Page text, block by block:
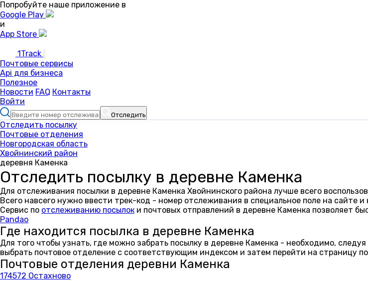
Попробуйте наше приложение в
Google Play
и
App Store
1Track
Почтовые сервисы
Api для бизнеса
Полезное
Новости FAQ Контакты
Войти
Отследить
Отследить посылку
Почтовые отделения
Новгородская область
Хвойнинский район
деревня Каменка
Отследить посылку в деревне Каменка
Для отслеживания посылки в деревне Каменка Хвойнинского района лучше всего
Всего навсего нужно ввести трек-код - номер отслеживания в специальное поле на сайте
Сервис по отслеживанию посылок и почтовых отправлений в деревне Каменка позволяет
Pandao
Где находится посылка в деревне Каменка
Для того чтобы узнать, где можно забрать посылку в деревне Каменка - необходимо,
выбрать почтовое отделение с соответствующим индексом и затем перейти на страницу
Почтовые отделения деревни Каменка
174572 Остахново